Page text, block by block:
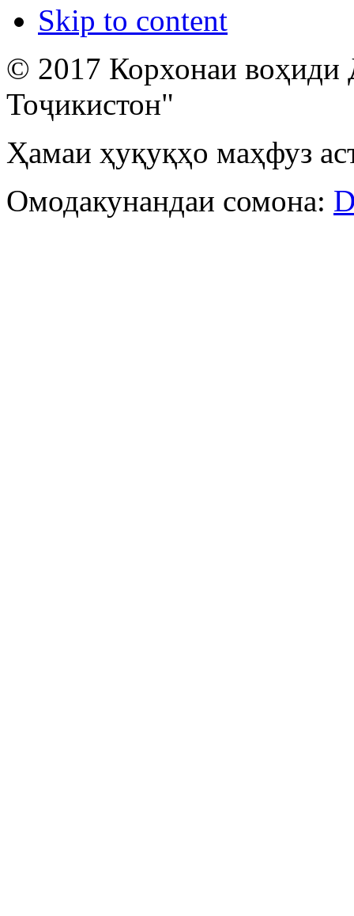
Skip to content
© 2017 Корхонаи воҳиди
Тоҷикистон"
Ҳамаи ҳуқуқҳо маҳфуз
Омодакунандаи сомона: